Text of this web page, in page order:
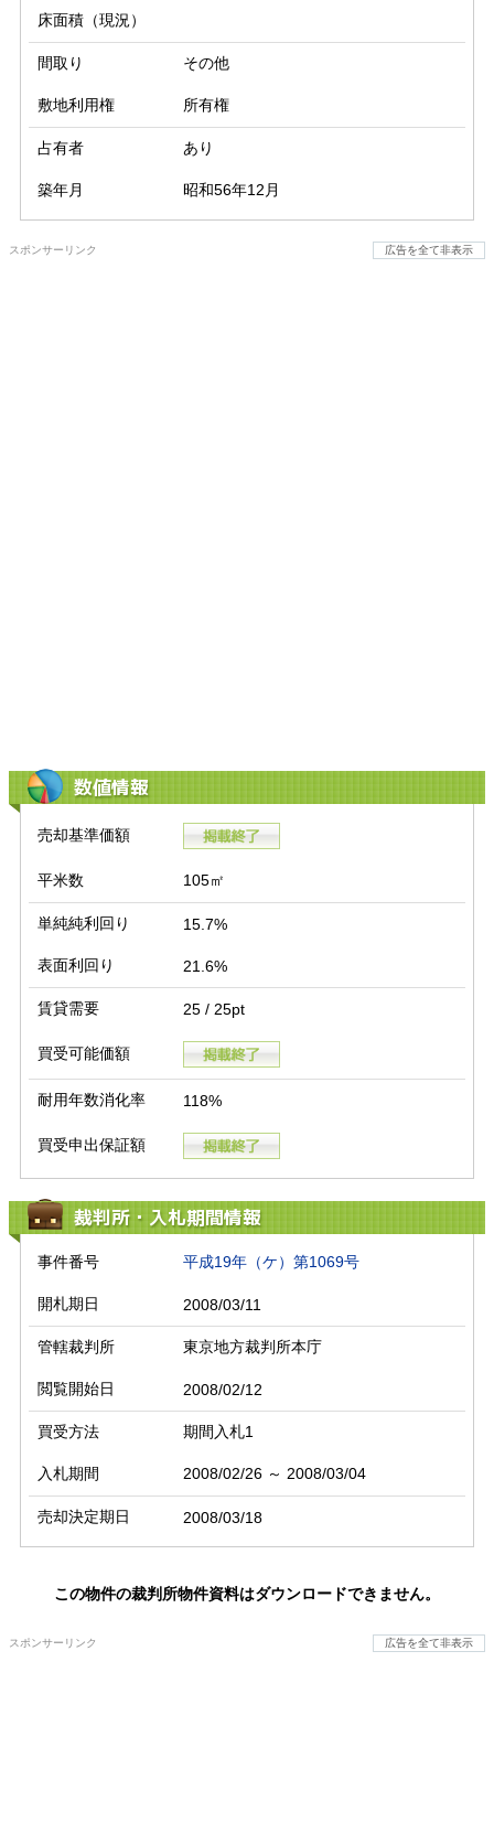
床面積（現況）
間取り その他
敷地利用権 所有権
占有者 あり
築年月 昭和56年12月
スポンサーリンク 広告を全て非表示
数値情報
売却基準価額
平米数 105㎡
単純純利回り 15.7%
表面利回り 21.6%
賃貸需要 25 / 25pt
買受可能価額
耐用年数消化率 118%
買受申出保証額
裁判所・入札期間情報
事件番号 平成19年（ケ）第1069号
開札期日 2008/03/11
管轄裁判所 東京地方裁判所本庁
閲覧開始日 2008/02/12
買受方法 期間入札1
入札期間 2008/02/26 ～ 2008/03/04
売却決定期日 2008/03/18
この物件の裁判所物件資料はダウンロードできません。
スポンサーリンク 広告を全て非表示